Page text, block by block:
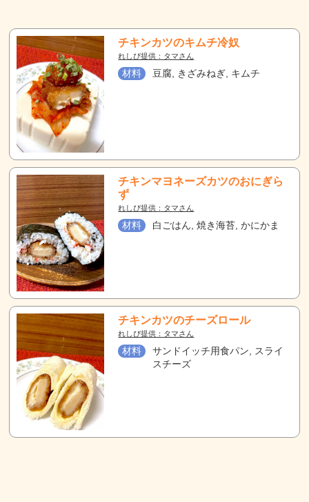
チキンカツのキムチ冷奴
れしぴ提供：タマさん
材料 豆腐, きざみねぎ, キムチ
チキンマヨネーズカツのおにぎら
ず
れしぴ提供：タマさん
材料 白ごはん, 焼き海苔, かにかま
チキンカツのチーズロール
れしぴ提供：タマさん
材料
サンドイッチ用食パン, スライ
スチーズ